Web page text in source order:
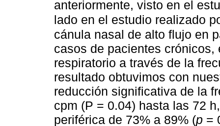
anteriormente, visto en el
lado en el estudio realizado
cánula nasal de alto flujo en
casos de pacientes
respiratorio a través de la
resultado obtuvimos con
reducción significativa de la
cpm (P = 0.04) hasta las 72
periférica de 73% a 89% (p =